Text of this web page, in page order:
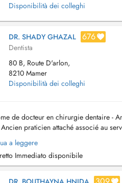
Disponibilità dei colleghi
DR. SHADY GHAZAL 676
Dentista
80 B, Route D'arlon,
8210 Mamer
Disponibilità dei colleghi
de docteur en chirurgie dentaire -
praticien attaché associé au
praticien attaché associé au...
a leggere
Immediato disponibile